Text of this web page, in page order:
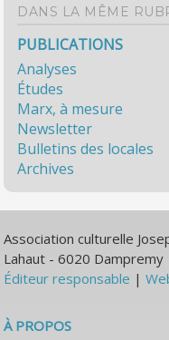
DANS LA MÊME
PUBLICATIONS
Analyses
Études
Marx, à mesure
Newsletter
Bulletins des locales
Archives
Association culturelle
Lahaut - 6020 Dampremy
Éditeur responsable |
À PROPOS